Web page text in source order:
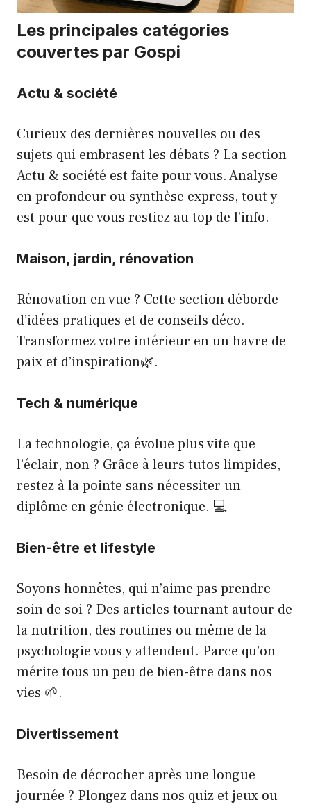
Les principales catégories
couvertes par Gospi
Actu & société
Curieux des dernières nouvelles ou des
sujets qui embrasent les débats ? La section
Actu & société est faite pour vous. Analyse
en profondeur ou synthèse express, tout y
est pour que vous restiez au top de l’info.
Maison, jardin, rénovation
Rénovation en vue ? Cette section déborde
d’idées pratiques et de conseils déco.
Transformez votre intérieur en un havre de
paix et d’inspiration🌿.
Tech & numérique
La technologie, ça évolue plus vite que
l’éclair, non ? Grâce à leurs tutos limpides,
restez à la pointe sans nécessiter un
diplôme en génie électronique. 💻
Bien-être et lifestyle
Soyons honnêtes, qui n’aime pas prendre
soin de soi ? Des articles tournant autour de
la nutrition, des routines ou même de la
psychologie vous y attendent. Parce qu’on
mérite tous un peu de bien-être dans nos
vies 🌱.
Divertissement
Besoin de décrocher après une longue
journée ? Plongez dans nos quiz et jeux ou